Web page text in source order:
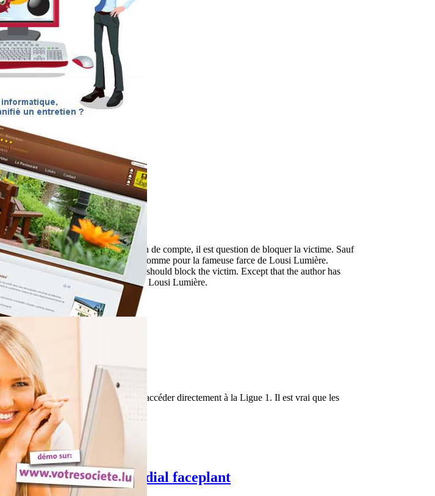
extraordinaire tour de magie. En fin de compte, il est question de bloquer la victime. Sauf
Et cela se retourne contre lui... Comme pour la fameuse farce de Lousi Lumière.
special magic tricks. Ultimately, it should block the victim. Except that the author has
him ... As for the famous farce Lousi Lumière.
pas croire en ses facultés d'accéder directement à la Ligue 1. Il est vrai que les
supporter-Fail modial faceplant